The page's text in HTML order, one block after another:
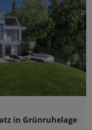
in Grünruhelage